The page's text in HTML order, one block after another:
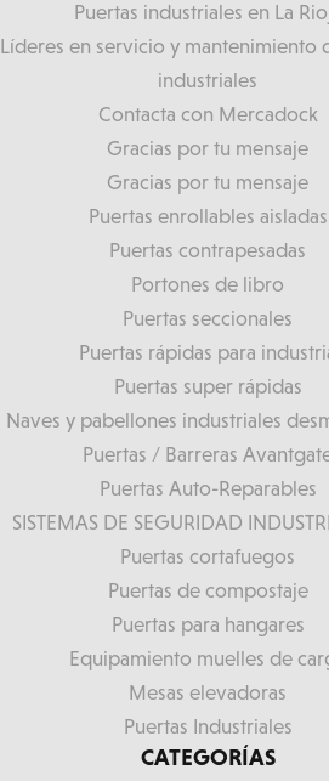
Puertas industriales en La
Líderes en servicio y mantenimiento
industriales
Contacta con Mercadock
Gracias por tu mensaje
Gracias por tu mensaje
Puertas enrollables aisladas
Puertas contrapesadas
Portones de libro
Puertas seccionales
Puertas rápidas para
Puertas super rápidas
Naves y pabellones industriales
Puertas / Barreras
Puertas Auto-Reparables
SISTEMAS DE SEGURIDAD
Puertas cortafuegos
Puertas de compostaje
Puertas para hangares
Equipamiento muelles de
Mesas elevadoras
Puertas Industriales
CATEGORÍAS